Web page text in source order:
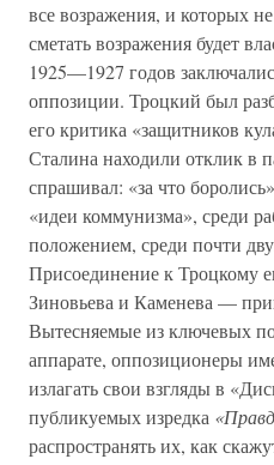
все возражения, и которых
сметать возражения будет
1925—1927 годов
оппозиции. Троцкий был
его критика «защитников
Сталина находили отклик в
спрашивал: «за что
«идеи коммунизма», среди
положением, среди почти
Присоединение к Троцкому
Зиновьева и Каменева —
Вытесняемые из ключевых
аппарате, оппозиционеры
излагать свои взгляды в
публикуемых изредка
распространять их, как